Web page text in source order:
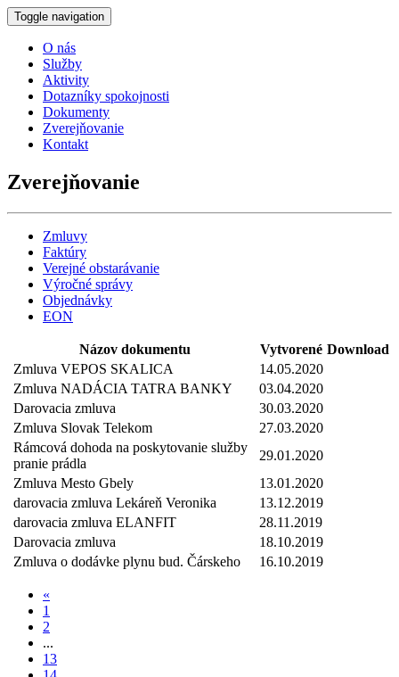
Toggle navigation
O nás
Služby
Aktivity
Dotazníky spokojnosti
Dokumenty
Zverejňovanie
Kontakt
Zverejňovanie
Zmluvy
Faktúry
Verejné obstarávanie
Výročné správy
Objednávky
EON
Názov dokumentu Vytvorené Download
Zmluva VEPOS SKALICA
14.05.2020
Zmluva NADÁCIA TATRA BANKY
03.04.2020
Darovacia zmluva
30.03.2020
Zmluva Slovak Telekom
27.03.2020
Rámcová dohoda na poskytovanie služby
pranie prádla
29.01.2020
Zmluva Mesto Gbely
13.01.2020
darovacia zmluva Lekáreň Veronika
13.12.2019
darovacia zmluva ELANFIT
28.11.2019
Darovacia zmluva
18.10.2019
Zmluva o dodávke plynu bud. Čárskeho
16.10.2019
«
1
2
...
13